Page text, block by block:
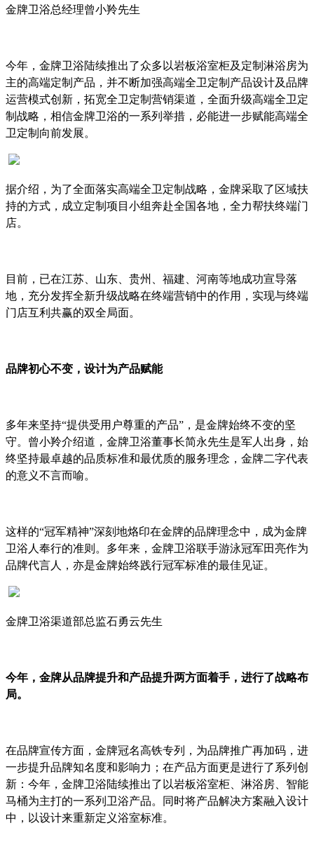
金牌卫浴总经理曾小羚先生
今年，金牌卫浴陆续推出了众多以岩板浴室柜及定制淋浴房为
主的高端定制产品，并不断加强高端全卫定制产品设计及品牌
运营模式创新，拓宽全卫定制营销渠道，全面升级高端全卫定
制战略，相信金牌卫浴的一系列举措，必能进一步赋能高端全
卫定制向前发展。
据介绍，为了全面落实高端全卫定制战略，金牌采取了区域扶
持的方式，成立定制项目小组奔赴全国各地，全力帮扶终端门
店。
目前，已在江苏、山东、贵州、福建、河南等地成功宣导落
地，充分发挥全新升级战略在终端营销中的作用，实现与终端
门店互利共赢的双全局面。
品牌初心不变，设计为产品赋能
多年来坚持“提供受用户尊重的产品”，是金牌始终不变的坚
守。曾小羚介绍道，金牌卫浴董事长简永先生是军人出身，始
终坚持最卓越的品质标准和最优质的服务理念，金牌二字代表
的意义不言而喻。
这样的“冠军精神”深刻地烙印在金牌的品牌理念中，成为金牌
卫浴人奉行的准则。多年来，金牌卫浴联手游泳冠军田亮作为
品牌代言人，亦是金牌始终践行冠军标准的最佳见证。
金牌卫浴渠道部总监石勇云先生
今年，金牌从品牌提升和产品提升两方面着手，进行了战略布
局。
在品牌宣传方面，金牌冠名高铁专列，为品牌推广再加码，进
一步提升品牌知名度和影响力；在产品方面更是进行了系列创
新：今年，金牌卫浴陆续推出了以岩板浴室柜、淋浴房、智能
马桶为主打的一系列卫浴产品。同时将产品解决方案融入设计
中，以设计来重新定义浴室标准。